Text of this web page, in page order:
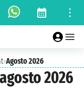
›Agosto 2026
2026